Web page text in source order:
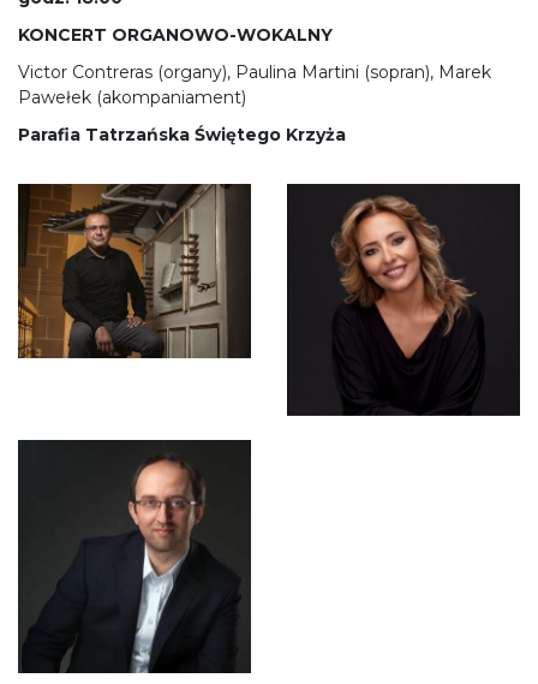
KONCERT ORGANOWO-WOKALNY
Victor Contreras (organy), Paulina Martini (sopran), Marek
Pawełek (akompaniament)
Parafia Tatrzańska Świętego Krzyża